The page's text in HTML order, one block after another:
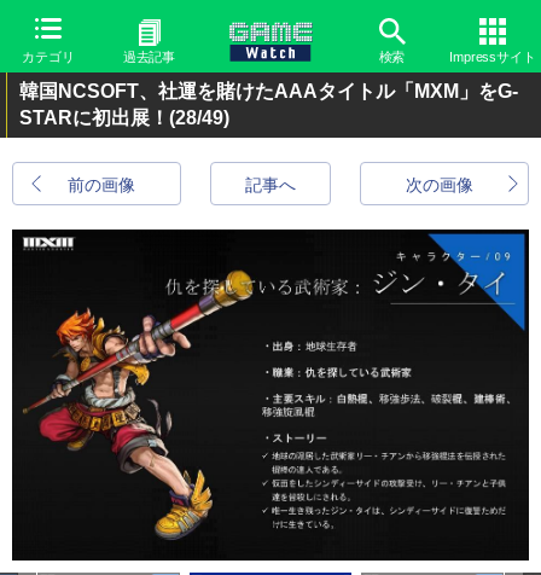
カテゴリ 過去記事 検索 Impressサイト
韓国NCSOFT、社運を賭けたAAAタイトル「MXM」をG-
STARに初出展！ (28/49)
前の画像 次の画像
記事へ